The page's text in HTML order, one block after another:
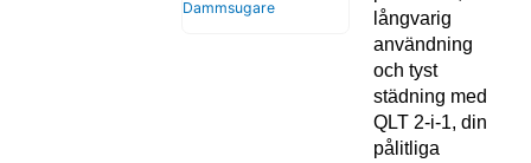
Dammsugare
långvarig
användning
och tyst
städning med
QLT 2-i-1, din
pålitliga